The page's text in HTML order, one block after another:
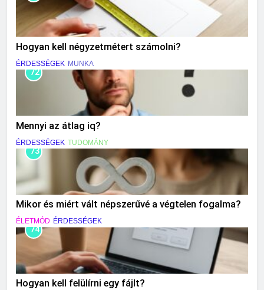
Hogyan kell négyzetmétert számolni?
ÉRDESSÉGEK MUNKA
72
Mennyi az átlag iq?
ÉRDESSÉGEK TUDOMÁNY
73
Mikor és miért vált népszerűvé a végtelen fogalma?
ÉLETMÓD ÉRDESSÉGEK
74
Hogyan kell felülírni egy fájlt?